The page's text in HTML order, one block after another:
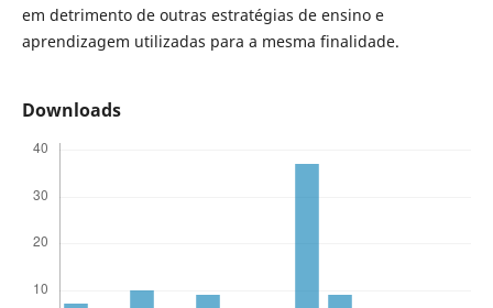
em detrimento de outras estratégias de ensino e
aprendizagem utilizadas para a mesma finalidade.
Downloads